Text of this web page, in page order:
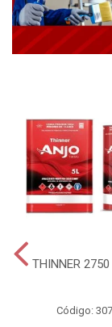
THINNER
Código: